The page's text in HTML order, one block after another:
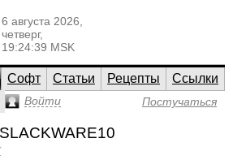
6 августа 2026,
четверг,
19:24:39 MSK
Софт Статьи Рецепты
Ссылки
Войти Постучаться